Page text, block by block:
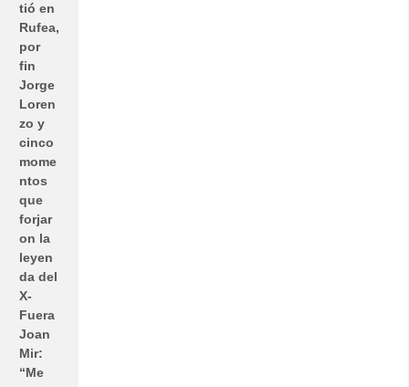
tió en
Rufea,
por
fin
Jorge
Loren
zo y
cinco
mome
ntos
que
forjar
on la
leyen
da del
X-
Fuera
Joan
Mir:
“Me